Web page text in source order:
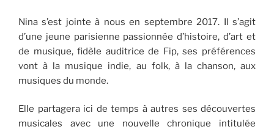
Nina s’est jointe à nous en septembre 2017. Il s’agit
d’une jeune parisienne passionnée d’histoire, d’art et
de musique, fidèle auditrice de Fip, ses préférences
vont à la musique indie, au folk, à la chanson, aux
musiques du monde.
Elle partagera ici de temps à autres ses découvertes
musicales avec une nouvelle chronique intitulée